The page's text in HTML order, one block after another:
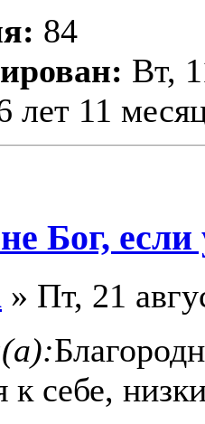
84
Вт,
лет 11
Бог,
» Пт, 21
к себе,